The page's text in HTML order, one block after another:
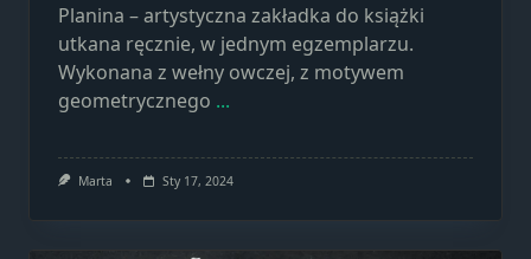
Planina – artystyczna zakładka do książki
utkana ręcznie, w jednym egzemplarzu.
Wykonana z wełny owczej, z motywem
geometrycznego ...
Marta Sty 17, 2024